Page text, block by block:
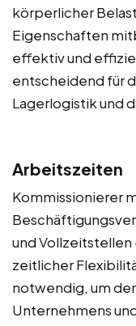
körperlicher
Eigenschaften
effektiv und
entscheidend für
Lagerlogistik und
Arbeitszeiten
Kommissionierer
und Vollzeitstellen
zeitlicher
notwendig, um
Unternehmens